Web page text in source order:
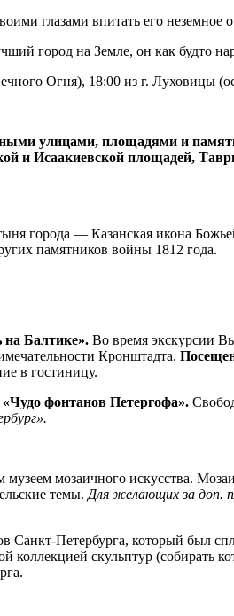
глазами впитать его неземное
город на Земле, он как будто
Огня), 18:00 из г. Луховицы
улицами, площадями и
и Исаакиевской площадей,
города — Казанская икона
памятников войны 1812 года.
на Балтике». Во время экскурсии
Кронштадта.
в гостиницу.
фонтанов Петергофа».
мозаичного искусства.
темы. Для желающих за доп.
Санкт-Петербурга, который был
скульптур (собирать